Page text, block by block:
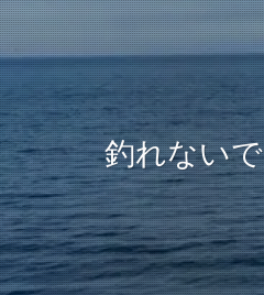
た
釣れない
た
釣れない